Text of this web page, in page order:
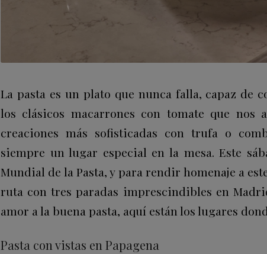
La pasta es un plato que nunca falla, capaz de
los clásicos macarrones con tomate que nos
creaciones más sofisticadas con trufa o
siempre un lugar especial en la mesa. Este
Mundial de la Pasta, y para rendir homenaje a
ruta con tres paradas imprescindibles en
amor a la buena pasta, aquí están los lugares
Pasta con vistas en Papagena